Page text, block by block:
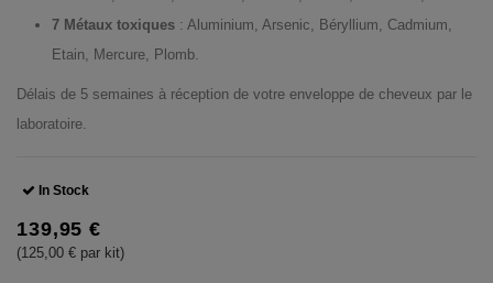
7 Métaux toxiques : Aluminium, Arsenic, Béryllium, Cadmium,
Etain, Mercure, Plomb.
Délais de 5 semaines à réception de votre enveloppe de cheveux par le
laboratoire.
In Stock
139,95 €
(125,00 € par kit)